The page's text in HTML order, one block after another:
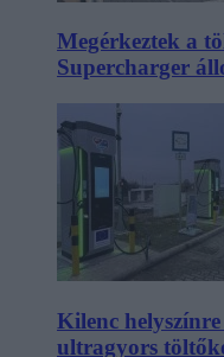
Megérkeztek a
Supercharger
Kilenc
ultragyors